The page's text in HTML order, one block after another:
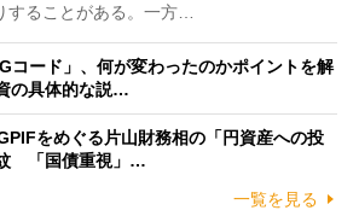
することがある。一方…
コード」、何が変わったのかポイントを解
の具体的な説…
をめぐる片山財務相の「円資産への投
「国債重視」…
一覧を見る